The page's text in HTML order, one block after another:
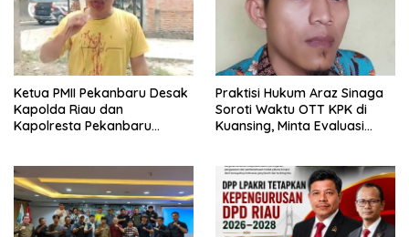
Ketua PMII Pekanbaru Desak
Kapolda Riau dan
Kapolresta Pekanbaru
Sekretaris PKC PMII Riau
Praktisi Hukum Araz Sinaga
Soroti Waktu OTT KPK di
Kuansing, Minta Evaluasi